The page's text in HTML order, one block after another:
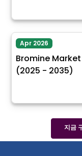
Apr 2026
Bromine Market
(2025 - 2035)
지금